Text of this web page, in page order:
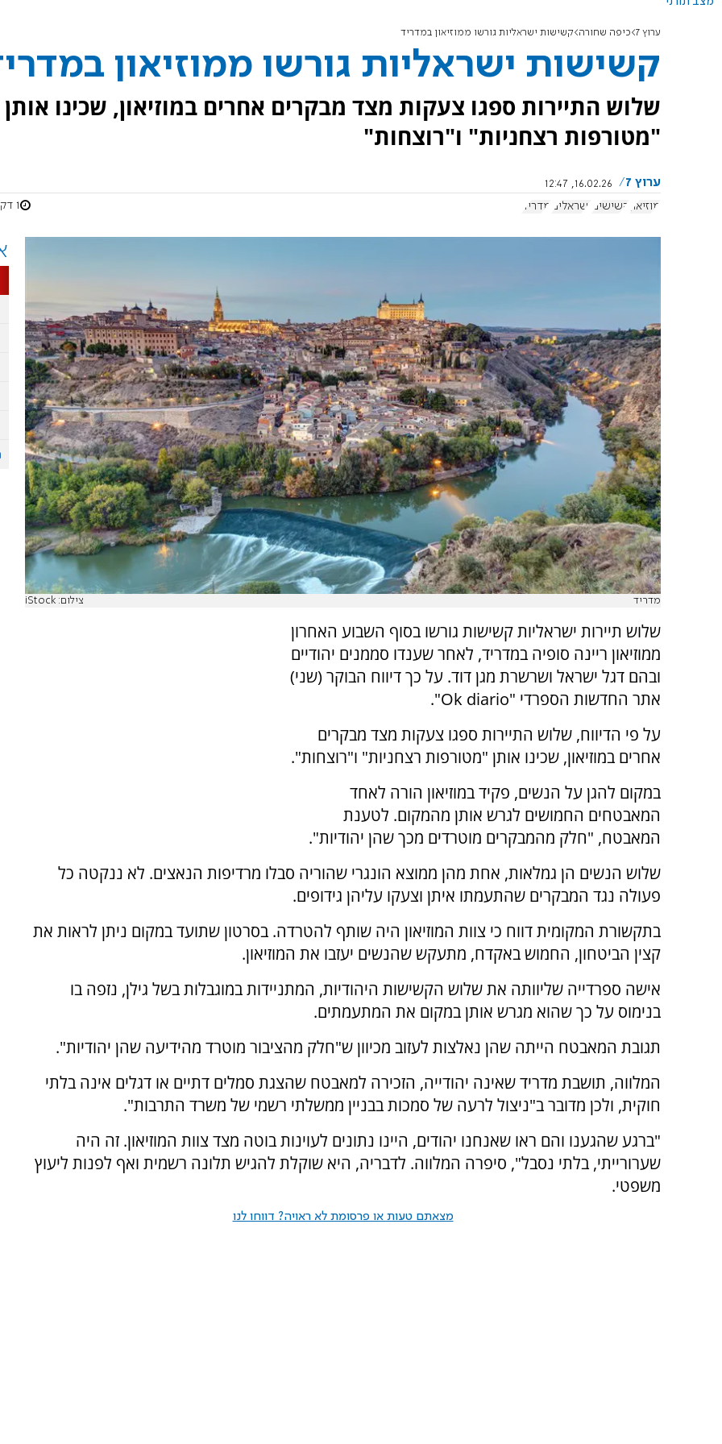
ערוץ 7 כיפה שחורה קשישות ישראליות גורשו ממוזיאון במדריד
קשישות ישראליות גורשו ממוזיאון
שלוש התיירות ספגו צעקות מצד מבקרים אחרים במוזיאון, שכינו אותן
"מטורפות רצחניות" ו"רוצחות"
ערוץ 7
16.02.26, 12:47
מוזיאון
קשישים ישראלים מדריד 1 דקות
מדריד צילום: iStock
שלוש תיירות ישראליות קשישות גורשו בסוף השבוע האחרון
ממוזיאון ריינה סופיה במדריד, לאחר שענדו סממנים יהודיים
ובהם דגל ישראל ושרשרת מגן דוד. על כך דיווח הבוקר (שני)
אתר החדשות הספרדי "Ok diario".
על פי הדיווח, שלוש התיירות ספגו צעקות מצד מבקרים
אחרים במוזיאון, שכינו אותן "מטורפות רצחניות" ו"רוצחות".
במקום להגן על הנשים, פקיד במוזיאון הורה לאחד
המאבטחים החמושים לגרש אותן מהמקום. לטענת
המאבטח, "חלק מהמבקרים מוטרדים מכך שהן יהודיות".
שלוש הנשים הן גמלאות, אחת מהן ממוצא הונגרי שהוריה סבלו מרדיפות הנאצים. לא ננקטה כל
פעולה נגד המבקרים שהתעמתו איתן וצעקו עליהן גידופים.
בתקשורת המקומית דווח כי צוות המוזיאון היה שותף להטרדה. בסרטון שתועד במקום ניתן לראות את
קצין הביטחון, החמוש באקדח, מתעקש שהנשים יעזבו את המוזיאון.
אישה ספרדייה שליוותה את שלוש הקשישות היהודיות, המתניידות במוגבלות בשל גילן, נזפה בו
בנימוס על כך שהוא מגרש אותן במקום את המתעמתים.
תגובת המאבטח הייתה שהן נאלצות לעזוב מכיוון ש"חלק מהציבור מוטרד מהידיעה שהן יהודיות".
המלווה, תושבת מדריד שאינה יהודייה, הזכירה למאבטח שהצגת סמלים דתיים או דגלים אינה בלתי
חוקית, ולכן מדובר ב"ניצול לרעה של סמכות בבניין ממשלתי רשמי של משרד התרבות".
"ברגע שהגענו והם ראו שאנחנו יהודים, היינו נתונים לעוינות בוטה מצד צוות המוזיאון. זה היה
שערורייתי, בלתי נסבל", סיפרה המלווה. לדבריה, היא שוקלת להגיש תלונה רשמית ואף לפנות ליעוץ
משפטי.
מצאתם טעות או פרסומת לא ראויה? דווחו לנו